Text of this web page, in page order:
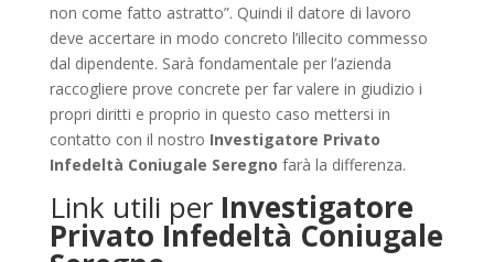
non come fatto astratto”. Quindi il datore di lavoro
deve accertare in modo concreto l’illecito commesso
dal dipendente. Sarà fondamentale per l’azienda
raccogliere prove concrete per far valere in giudizio i
propri diritti e proprio in questo caso mettersi in
contatto con il nostro Investigatore Privato
Infedeltà Coniugale Seregno farà la differenza.
Link utili per Investigatore
Privato Infedeltà Coniugale